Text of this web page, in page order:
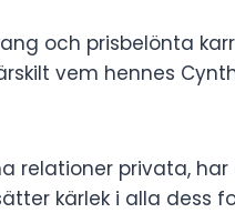
och prisbelönta
vem hennes
relationer privata,
kärlek i alla dess